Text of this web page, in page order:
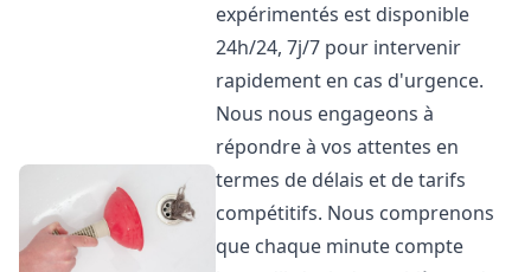
expérimentés est disponible
24h/24, 7j/7 pour intervenir
rapidement en cas d'urgence.
Nous nous engageons à
répondre à vos attentes en
termes de délais et de tarifs
compétitifs. Nous comprenons
que chaque minute compte